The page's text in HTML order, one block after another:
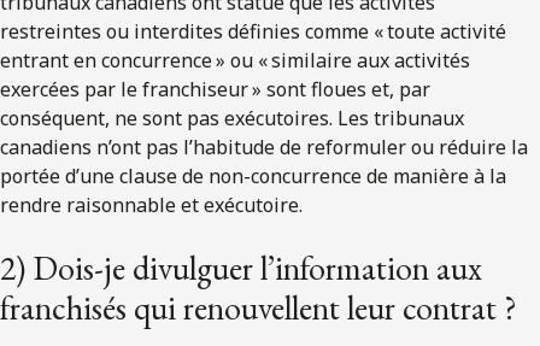
restreintes ou interdites définies comme « toute activité
entrant en concurrence » ou « similaire aux activités
exercées par le franchiseur » sont floues et, par
conséquent, ne sont pas exécutoires. Les tribunaux
canadiens n’ont pas l’habitude de reformuler ou réduire la
portée d’une clause de non-concurrence de manière à la
rendre raisonnable et exécutoire.
2) Dois-je divulguer l’information aux
franchisés qui renouvellent leur contrat ?